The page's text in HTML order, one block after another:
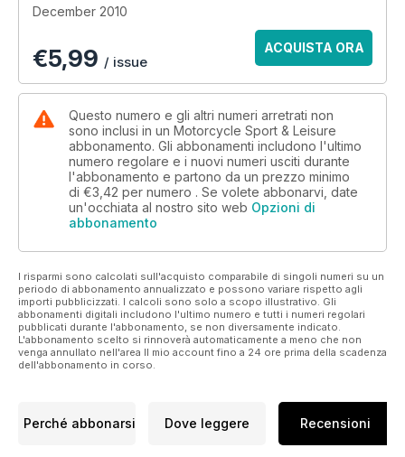
December 2010
€5,99 / issue
ACQUISTA ORA
Questo numero e gli altri numeri arretrati non
sono inclusi in un Motorcycle Sport & Leisure
abbonamento. Gli abbonamenti includono l'ultimo
numero regolare e i nuovi numeri usciti durante
l'abbonamento e partono da un prezzo minimo
di €3,42 per numero . Se volete abbonarvi, date
un'occhiata al nostro sito web Opzioni di
abbonamento
I risparmi sono calcolati sull'acquisto comparabile di singoli numeri su un
periodo di abbonamento annualizzato e possono variare rispetto agli
importi pubblicizzati. I calcoli sono solo a scopo illustrativo. Gli
abbonamenti digitali includono l'ultimo numero e tutti i numeri regolari
pubblicati durante l'abbonamento, se non diversamente indicato.
L'abbonamento scelto si rinnoverà automaticamente a meno che non
venga annullato nell'area Il mio account fino a 24 ore prima della scadenza
dell'abbonamento in corso.
Perché abbonarsi Dove leggere Recensioni